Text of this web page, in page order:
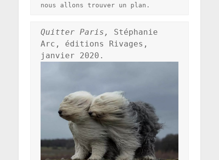
nous allons trouver un plan.
Quitter Paris,
Stéphanie
Arc, éditions Rivages,